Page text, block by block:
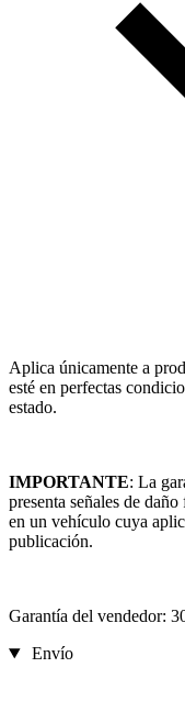
Aplica únicamente a
esté en perfectas
estado.
IMPORTANTE: La
presenta señales de
en un vehículo cuya
publicación.
Garantía del vendedor:
Envío